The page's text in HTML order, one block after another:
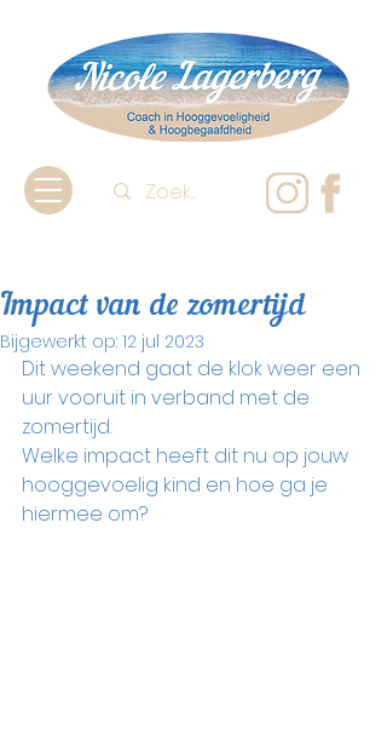
Impact van de zomertijd
Bijgewerkt op: 12 jul 2023
Dit weekend gaat de klok weer een
uur vooruit in verband met de
zomertijd.
Welke impact heeft dit nu op jouw
hooggevoelig kind en hoe ga je
hiermee om?